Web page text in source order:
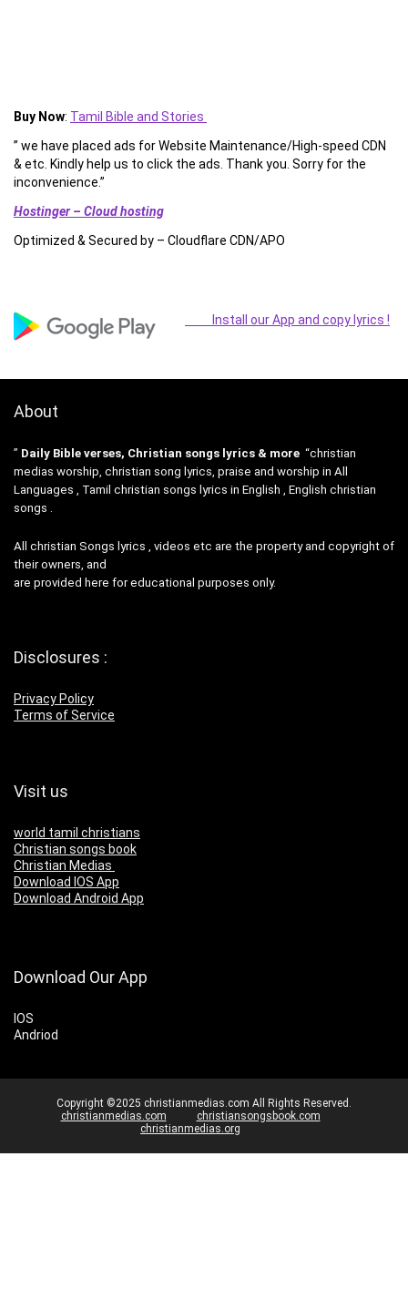
Buy Now: Tamil Bible and Stories
” we have placed ads for Website Maintenance/High-speed CDN
& etc. Kindly help us to click the ads. Thank you. Sorry for the
inconvenience.”
Hostinger – Cloud hosting
Optimized & Secured by – Cloudflare CDN/APO
Install our App and copy lyrics !
About
” Daily Bible verses, Christian songs lyrics & more “christian
medias worship, christian song lyrics, praise and worship in All
Languages , Tamil christian songs lyrics in English , English christian
songs .
All christian Songs lyrics , videos etc are the property and copyright of
their owners, and
are provided here for educational purposes only.
Disclosures :
Privacy Policy
Terms of Service
Visit us
world tamil christians
Christian songs book
Christian Medias
Download IOS App
Download Android App
Download Our App
IOS
Andriod
Copyright ©2025 christianmedias.com All Rights Reserved.
christianmedias.com
christiansongsbook.com
christianmedias.org